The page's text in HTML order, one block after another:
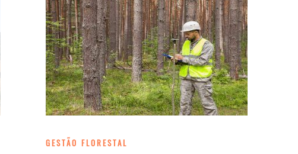
GESTÃO FLORESTAL